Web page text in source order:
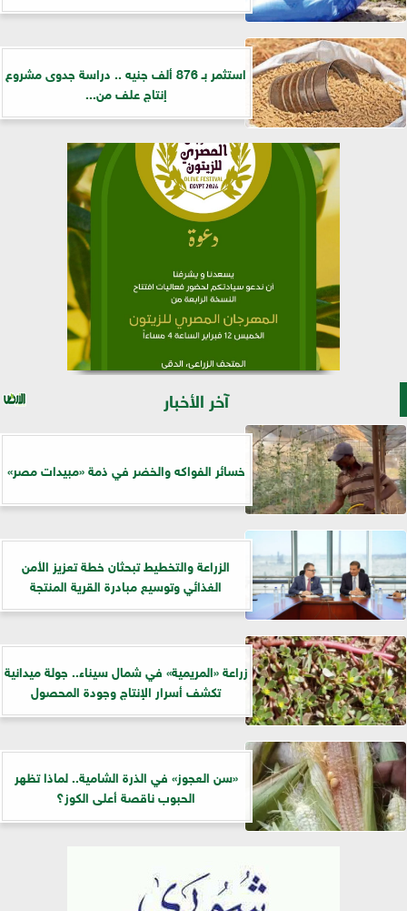
استثمر بـ 876 ألف جنيه .. دراسة جدوى مشروع
إنتاج علف من...
آخر الأخبار
خسائر الفواكه والخضر في ذمة «مبيدات مصر»
الزراعة والتخطيط تبحثان خطة تعزيز الأمن
الغذائي وتوسيع مبادرة القرية المنتجة
زراعة «المريمية» في شمال سيناء.. جولة ميدانية
تكشف أسرار الإنتاج وجودة المحصول
«سن العجوز» في الذرة الشامية.. لماذا تظهر
الحبوب ناقصة أعلى الكوز؟